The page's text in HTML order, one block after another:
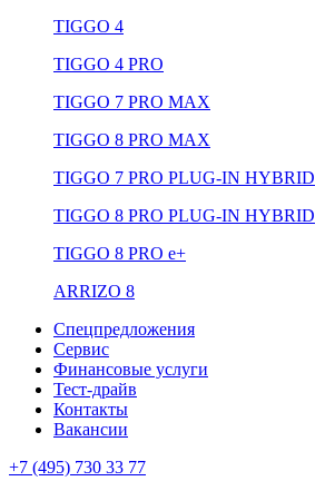
TIGGO 4
TIGGO 4 PRO
TIGGO 7 PRO MAX
TIGGO 8 PRO MAX
TIGGO 7 PRO PLUG-IN HYBRID
TIGGO 8 PRO PLUG-IN HYBRID
TIGGO 8 PRO е+
ARRIZO 8
Спецпредложения
Сервис
Финансовые услуги
Тест-драйв
Контакты
Вакансии
+7 (495) 730 33 77